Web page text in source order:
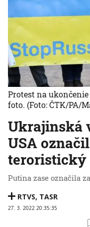
Ukrajinská
USA
teroristický
Putina zase označila
RTVS, TASR
27. 3. 2022 20:35:35
Protest na
foto. (Foto: ČTK/PA/